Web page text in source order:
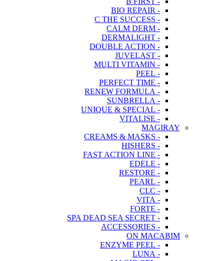
- BIO REPAIR
- C THE SUCCESS
- CALM DERM
- DERMALIGHT
- DOUBLE ACTION
- JUVELAST
- MULTI VITAMIN
- PEEL
- PERFECT TIME
- RENEW FORMULA
- SUNBRELLA
- UNIQUE & SPECIAL
- VITALISE
MAGIRAY
- CREAMS & MASKS
- HISHERS
- FAST ACTION LINE
- EDELE
- RESTORE
- PEARL
- CLC
- VITA
- FORTE
- SPA DEAD SEA SECRET
- ACCESSORIES
ON MACABIM
- ENZYME PEEL
- LUNA